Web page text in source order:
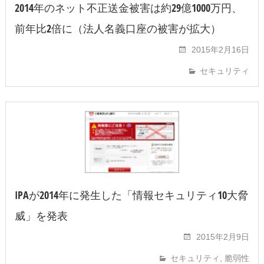
2014年のネット不正送金被害は約29億1000万円、
前年比2倍に（法人名義口座の被害が拡大）
2015年2月16日
セキュリティ
IPAが2014年に発生した「情報セキュリティ10大脅
威」を発表
2015年2月9日
セキュリティ 脆弱性